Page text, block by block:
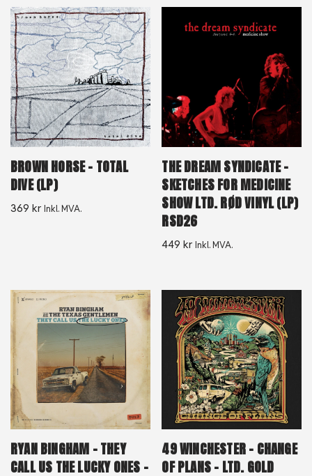
BROWN HORSE – TOTAL
DIVE (LP)
369 kr Inkl. MVA.
THE DREAM SYNDICATE –
SKETCHES FOR MEDICINE
SHOW LTD. RØD VINYL (LP)
RSD26
449kr Inkl. MVA.
RYAN BINGHAM – THEY
CALL US THE LUCKY ONES –
49 WINCHESTER – CHANGE
OF PLANS – LTD. GOLD